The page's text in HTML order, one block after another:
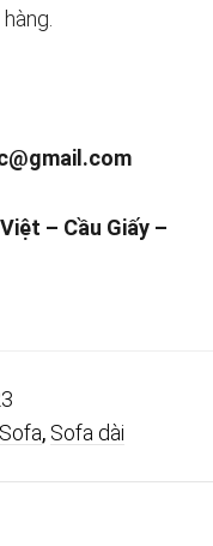
– Cầu Giấy –
Sofa, Sofa dài